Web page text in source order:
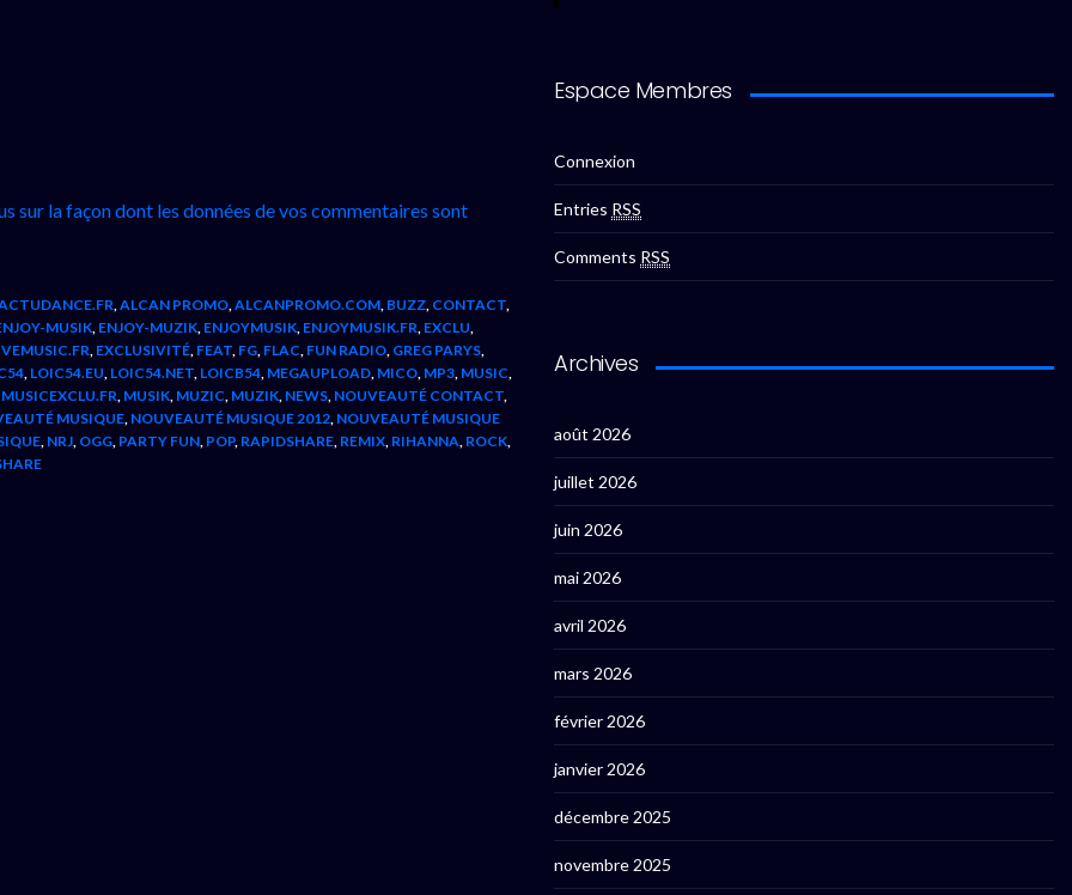
sur la façon dont les données de vos commentaires sont
ALCAN PROMO ALCANPROMO.COM BUZZ CONTACT
MUSIK ENJOY-MUZIK ENJOYMUSIK ENJOYMUSIK.FR EXCLU
EXCLUSIVITÉ FEAT FG FLAC FUN RADIO GREG PARYS
LOIC54.EU LOIC54.NET LOICB54 MEGAUPLOAD MICO MP3 MUSIC
MUSICEXCLU.FR MUSIK MUZIC MUZIK NEWS NOUVEAUTÉ CONTACT
MUSIQUE NOUVEAUTÉ MUSIQUE 2012 NOUVEAUTÉ MUSIQUE
NRJ OGG PARTY FUN POP, RAPIDSHARE REMIX RIHANNA ROCK
Espace Membres
Connexion
Entries RSS
Comments RSS
Archives
août 2026
juillet 2026
juin 2026
mai 2026
avril 2026
mars 2026
février 2026
janvier 2026
décembre 2025
novembre 2025